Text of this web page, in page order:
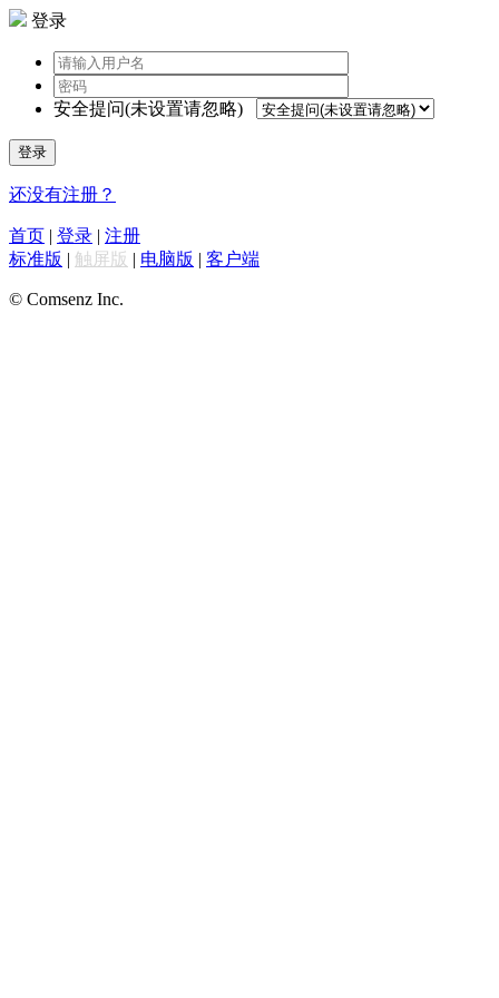
登录
安全提问(未设置请忽略)
登录
还没有注册？
首页 | 登录 | 注册
标准版 | 触屏版 | 电脑版 | 客户端
© Comsenz Inc.